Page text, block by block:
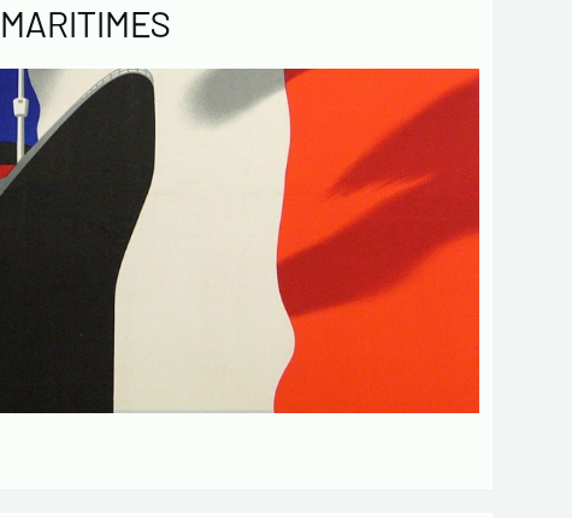
cochant cette case, j'accepte que les
saisies dans ce formulaire soient
pour me contacter dans le cadre de cet
commercial.
cochant cette case, j'accepte de recevoir
Lettres d'information de votre part
votre activités.
obligatoires